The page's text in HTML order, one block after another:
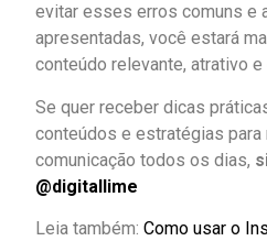
evitar esses erros comuns e
apresentadas, você estará
conteúdo relevante, atrativo
Se quer receber dicas
conteúdos e estratégias para
comunicação todos os dias,
@digitallime
Leia também:Como usar o